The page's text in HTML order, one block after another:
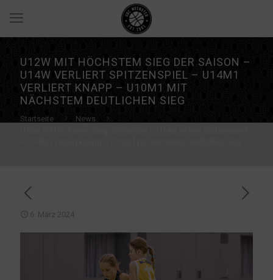
U12W MIT HÖCHSTEM SIEG DER SAISON –
U14W VERLIERT SPITZENSPIEL – U14M1
VERLIERT KNAPP – U10M1 MIT
NÄCHSTEM DEUTLICHEN SIEG
Startseite
News
6. März 2024